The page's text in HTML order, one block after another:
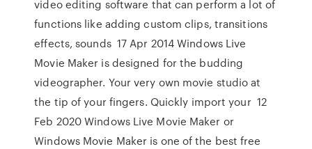
video editing software that can perform a lot of
functions like adding custom clips, transitions
effects, sounds 17 Apr 2014 Windows Live
Movie Maker is designed for the budding
videographer. Your very own movie studio at
the tip of your fingers. Quickly import your 12
Feb 2020 Windows Live Movie Maker or
Windows Movie Maker is one of the best free